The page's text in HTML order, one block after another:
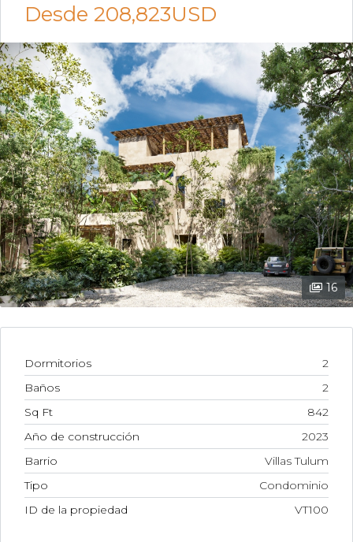
Desde 208,823USD
16
Dormitorios
2
Baños
2
Sq Ft
842
Año de construcción
2023
Barrio
Villas Tulum
Tipo
Condominio
ID de la propiedad
VT100